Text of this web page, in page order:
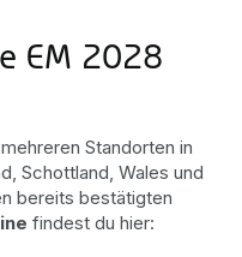
EM 2028
Standorten in
Schottland, Wales und
bereits bestätigten
findest du hier: